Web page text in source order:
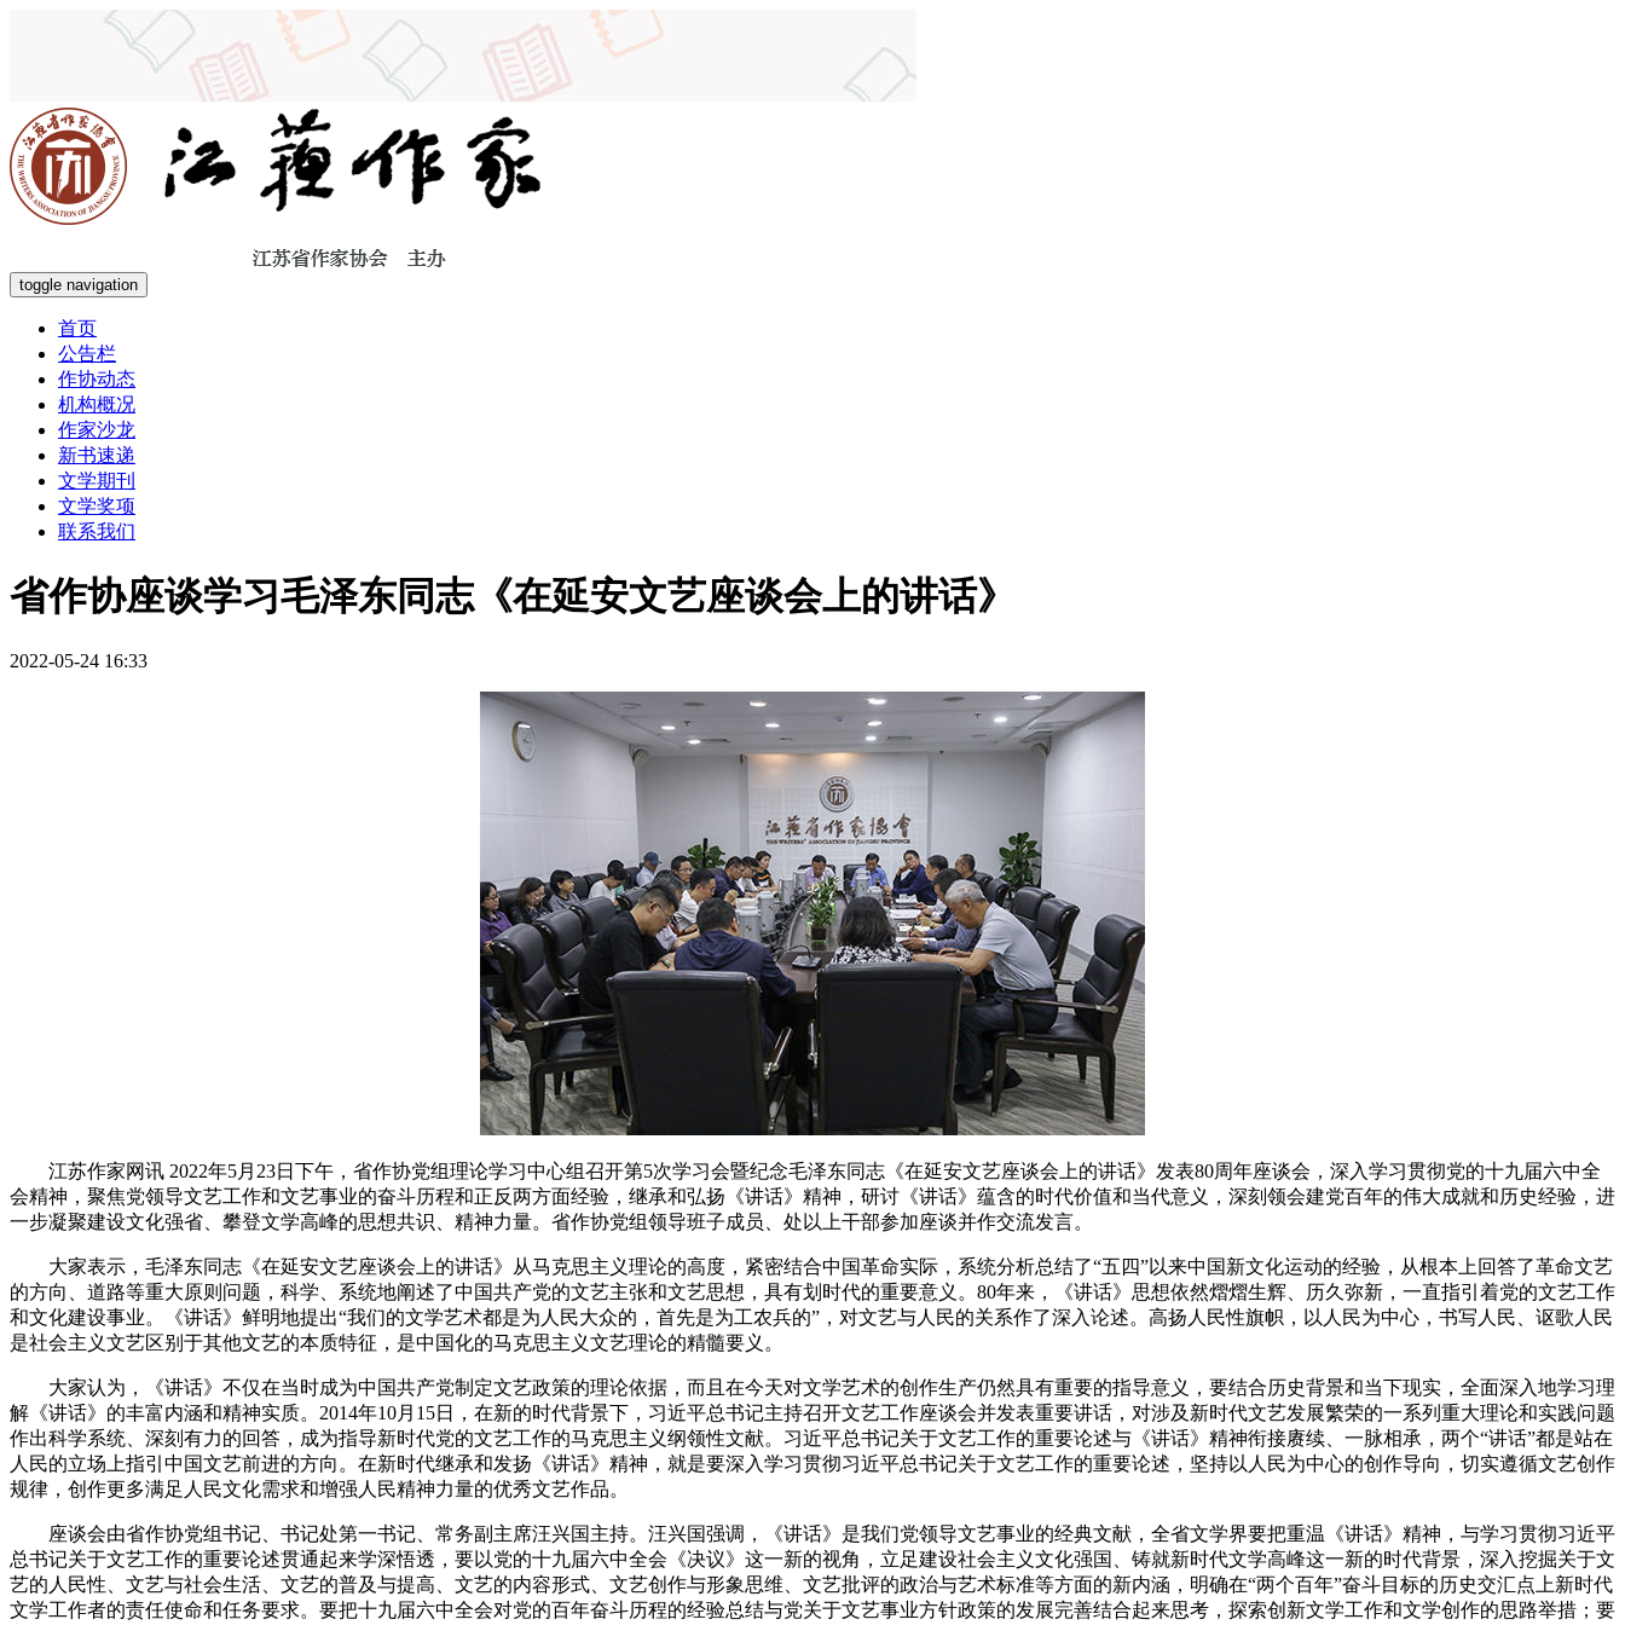
toggle navigation
首页
公告栏
作协动态
机构概况
作家沙龙
新书速递
文学期刊
文学奖项
联系我们
省作协座谈学习毛泽东同志《在延安文艺座谈会上的讲话》
2022-05-24 16:33
江苏作家网讯 2022年5月 23日下午，省作协党组理论学习中心组召开第5次学习会暨纪念毛泽东同志《在延安文艺座谈会上的讲话》发表80周年座谈会，深入学习贯彻党的十九届六中全
会精神，聚焦党领导文艺工作和文艺事业的奋斗历程和正反两方面经验， 继承和弘扬《讲话》精神，研讨《讲话》蕴含的时代价值和当代意义， 深刻领会建党百年的伟大成就和历史经验， 进
一步凝聚建设文化强省、攀登文学高峰的思想共识、精神力量。 省作协党组领导班子成员、处以上干部参加座谈并作交流发言。
大家表示，毛泽东同志《在延安文艺座谈会上的讲话》从马克思主义理论的高度，紧密结合中国革命实际，系统分析总结了“五四”以来中国新文化运动的经验，从根本上回答了革命文艺
的方向、道路等重大原则问题，科学、系统地阐述了中国共产党的文艺主张和文艺思想，具有划时代的重要意义。 80年来，《讲话》思想依然熠熠生辉、历久弥新，一直指引着党的文艺工作
和文化建设事业。《讲话》鲜明地提出“我们的文学艺术都是为人民大众的，首先是为工农兵的”，对文艺与人民的关系作了深入论述。高扬人民性旗帜，以人民为中心，书写人民、讴歌人民
是社会主义文艺区别于其他文艺的本质特征，是中国化的马克思主义文艺理论的精髓要义。
大家认为，《讲话》不仅在当时成为中国共产党制定文艺政策的理论依据，而且在今天对文学艺术的创作生产仍然具有重要的指导意义，要结合历史背景和当下现实，全面深入地学习理
解《讲话》的丰富内涵和精神实质。 2014年10月 15日，在新的时代背景下，习近平总书记主持召开文艺工作座谈会并发表重要讲话，对涉及新时代文艺发展繁荣的一系列重大理论和实践问题
作出科学系统、深刻有力的回答，成为指导新时代党的文艺工作的马克思主义纲领性文献。习近平总书记关于文艺工作的重要论述与《讲话》精神衔接赓续、一脉相承，两个“讲话”都是站在
人民的立场上指引中国文艺前进的方向。在新时代继承和发扬《讲话》精神，就是要深入学习贯彻习近平总书记关于文艺工作的重要论述，坚持以人民为中心的创作导向，切实遵循文艺创作
规律，创作更多满足人民文化需求和增强人民精神力量的优秀文艺作品。
座谈会由省作协党组书记、书记处第一书记、常务副主席汪兴国主持。汪兴国强调，《讲话》是我们党领导文艺事业的经典文献，全省文学界要把重温《讲话》精神，与学习贯彻习近平
总书记关于文艺工作的重要论述贯通起来学深悟透，要以党的十九届六中全会《决议》这一新的视角，立足建设社会主义文化强国、铸就新时代文学高峰这一新的时代背景，深入挖掘关于文
艺的人民性、文艺与社会生活、文艺的普及与提高、文艺的内容形式、文艺创作与形象思维、文艺批评的政治与艺术标准等方面的新内涵，明确在“两个百年”奋斗目标的历史交汇点上新时代
文学工作者的责任使命和任务要求。要把十九届六中全会对党的百年奋斗历程的经验总结与党关于文艺事业方针政策的发展完善结合起来思考，探索创新文学工作和文学创作的思路举措；要